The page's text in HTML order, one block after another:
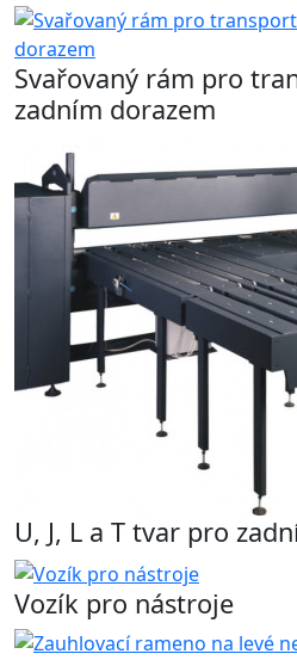
Svařovaný rám pro
zadním dorazem
U, J, L a T tvar pro
Vozík pro nástroje